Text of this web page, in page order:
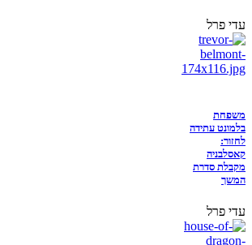
עדי פרל
משפחת
בלמונט עתידה
לחזור:
קאסלבניה
מקבלת סדרת
המשך
עדי פרל